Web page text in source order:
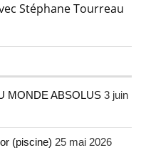
Stéphane Tourreau
MONDE ABSOLUS 3 juin
(piscine) 25 mai 2026